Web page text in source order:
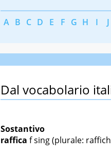
A B C D E F G H I J
Dal vocabolario
Sostantivo
raffica f sing(plurale: